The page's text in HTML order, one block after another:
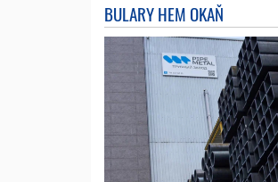
BULARY HEM OKAŇ